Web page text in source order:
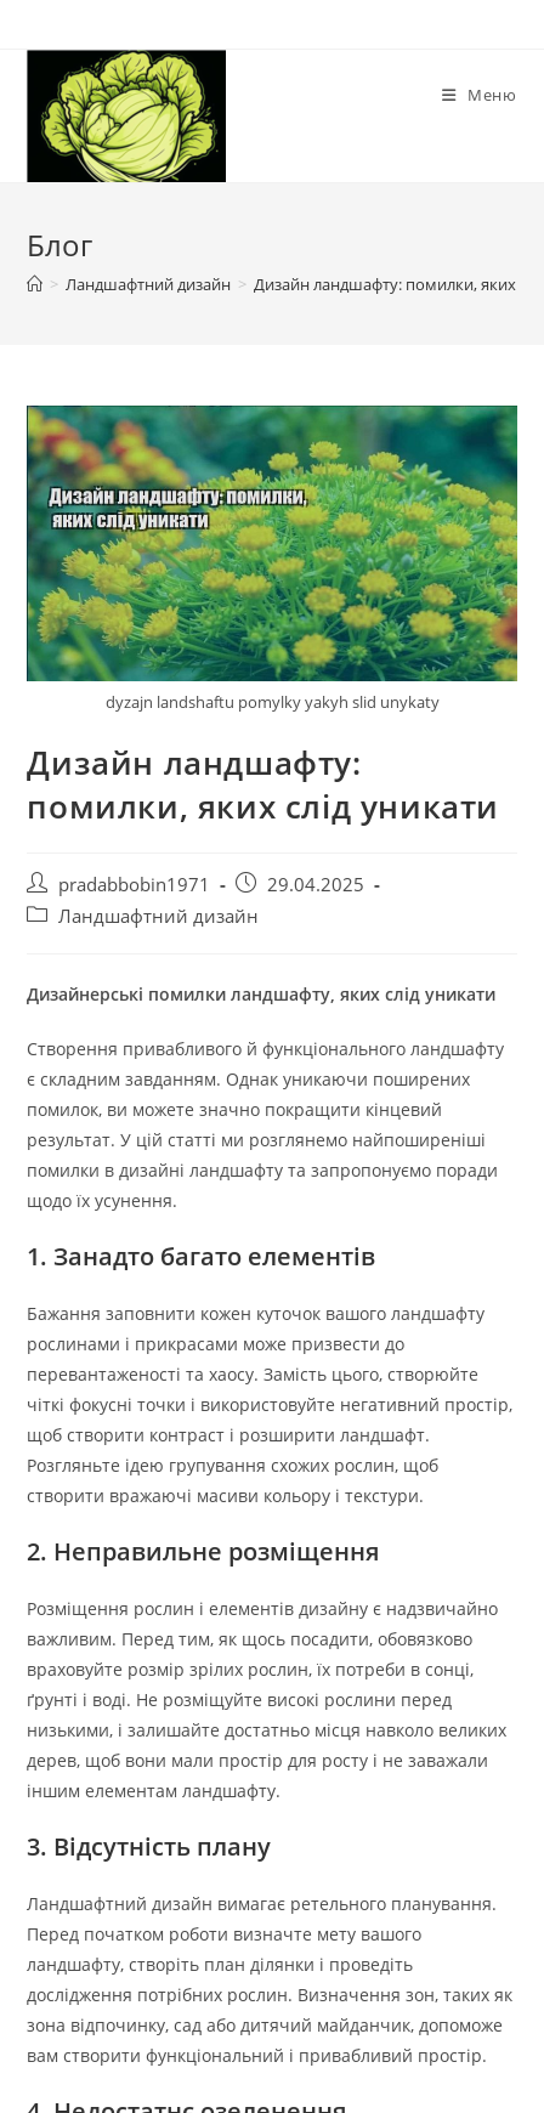
Меню
Блог
> Ландшафтний дизайн > Дизайн ландшафту: помилки, яких
dyzajn landshaftu pomylky yakyh slid unykaty
Дизайн ландшафту:
помилки, яких слід уникати
Автор
запису:
pradabbobin1971
Запис
опубліковано:
29.04.2025
Категорія
Ландшафтний дизайн
Дизайнерські помилки ландшафту, яких слід уникати
Створення привабливого й функціонального ландшафту
є складним завданням. Однак уникаючи поширених
помилок, ви можете значно покращити кінцевий
результат. У цій статті ми розглянемо найпоширеніші
помилки в дизайні ландшафту та запропонуємо поради
щодо їх усунення.
1. Занадто багато елементів
Бажання заповнити кожен куточок вашого ландшафту
рослинами і прикрасами може призвести до
перевантаженості та хаосу. Замість цього, створюйте
чіткі фокусні точки і використовуйте негативний простір,
щоб створити контраст і розширити ландшафт.
Розгляньте ідею групування схожих рослин, щоб
створити вражаючі масиви кольору і текстури.
2. Неправильне розміщення
Розміщення рослин і елементів дизайну є надзвичайно
важливим. Перед тим, як щось посадити, обовязково
враховуйте розмір зрілих рослин, їх потреби в сонці,
ґрунті і воді. Не розміщуйте високі рослини перед
низькими, і залишайте достатньо місця навколо великих
дерев, щоб вони мали простір для росту і не заважали
іншим елементам ландшафту.
3. Відсутність плану
Ландшафтний дизайн вимагає ретельного планування.
Перед початком роботи визначте мету вашого
ландшафту, створіть план ділянки і проведіть
дослідження потрібних рослин. Визначення зон, таких як
зона відпочинку, сад або дитячий майданчик, допоможе
вам створити функціональний і привабливий простір.